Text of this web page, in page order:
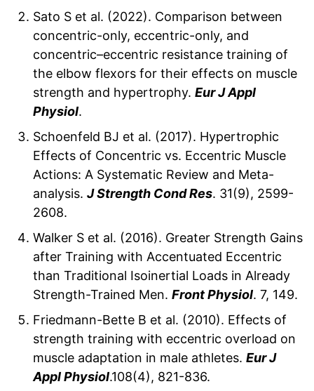
Sato S et al. (2022). Comparison between
concentric-only, eccentric-only, and
concentric–eccentric resistance training of
the elbow flexors for their effects on muscle
strength and hypertrophy. Eur J Appl
Physiol.
Schoenfeld BJ et al. (2017). Hypertrophic
Effects of Concentric vs. Eccentric Muscle
Actions: A Systematic Review and Meta-
analysis. J Strength Cond Res. 31(9), 2599-
2608.
Walker S et al. (2016). Greater Strength Gains
after Training with Accentuated Eccentric
than Traditional Isoinertial Loads in Already
Strength-Trained Men. Front Physiol. 7, 149.
Friedmann-Bette B et al. (2010). Effects of
strength training with eccentric overload on
muscle adaptation in male athletes. Eur J
Appl Physiol.108(4), 821-836.